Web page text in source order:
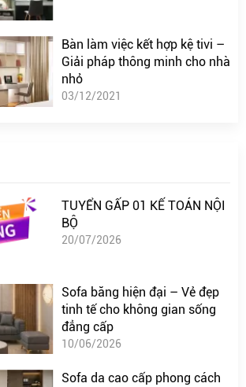
Bàn làm việc kết hợp kệ tivi –
Giải pháp thông minh cho nhà
nhỏ
03/12/2021
TUYỂN GẤP 01 KẾ TOÁN NỘI
BỘ
20/07/2026
Sofa băng hiện đại – Vẻ đẹp
tinh tế cho không gian sống
đẳng cấp
10/06/2026
Sofa da cao cấp phong cách